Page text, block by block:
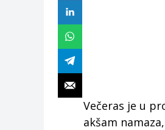
Večeras je u
akšam